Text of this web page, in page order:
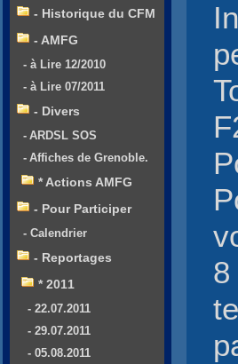
8
- Historique du CFM
- AMFG
- à Lire 12/2010
- à Lire 07/2011
- Divers
- ARDSL SOS
- Affiches de Grenoble.
* Actions AMFG
- Pour Participer
- Calendrier
- Reportages
* 2011
- 22.07.2011
- 29.07.2011
- 05.08.2011